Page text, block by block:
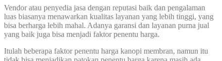
Vendor atau penyedia jasa dengan reputasi baik dan pengalaman
luas biasanya menawarkan kualitas layanan yang lebih tinggi, yang
bisa berharga lebih mahal. Adanya garansi dan layanan purna jual
yang baik juga bisa menjadi faktor penentu harga.
Itulah beberapa faktor penentu harga kanopi membran, namun itu